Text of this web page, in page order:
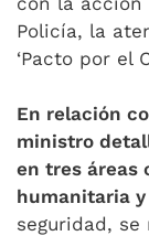
Policía, la
‘Pacto por el
En relación
ministro
en tres áreas
humanitaria
seguridad,